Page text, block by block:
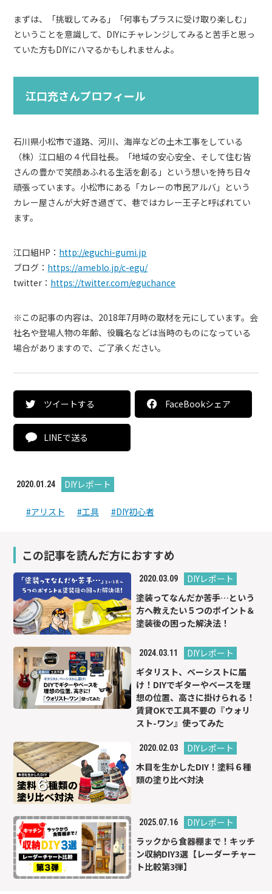
まずは、「挑戦してみる」「何事もプラスに受け取り楽しむ」
ということを意識して、DIYにチャレンジしてみると苦手と思っ
ていた方もDIYにハマるかもしれませんよ。
江口充さんプロフィール
石川県小松市で道路、河川、海岸などの土木工事をしている
（株）江口組の４代目社長。「地域の安心安全、そして住む皆
さんの豊かで笑顔あふれる生活を創る」という想いを持ち日々
頑張っています。小松市にある「カレーの市民アルバ」という
カレー屋さんが大好き過ぎて、巷ではカレー王子と呼ばれてい
ます。
江口組HP： http://eguchi-gumi.jp
ブログ： https://ameblo.jp/c-egu/
twitter： https://twitter.com/eguchance
※この記事の内容は、2018年7月時の取材を元にしています。会
社名や登場人物の年齢、役職名などは当時のものになっている
場合がありますので、ご了承ください。
ツイートする FaceBookシェア
LINEで送る
2020.01.24 DIYレポート
#アリスト #工具 #DIY初心者
この記事を読んだ方におすすめ
2020.03.09
DIYレポート
塗装ってなんだか苦手…という
方へ教えたい５つのポイント＆
塗装後の困った解決法！
2024.03.11
DIYレポート
ギタリスト、ベーシストに届
け！DIYでギターやベースを理
想の位置、高さに掛けられる！
賃貸OKで工具不要の『ウォリ
スト-ワン』使ってみた
2020.02.03
DIYレポート
木目を生かしたDIY！塗料６種
類の塗り比べ対決
2025.07.16
DIYレポート
ラックから食器棚まで！キッチ
ン収納DIY3選【レーダーチャー
ト比較第3弾】